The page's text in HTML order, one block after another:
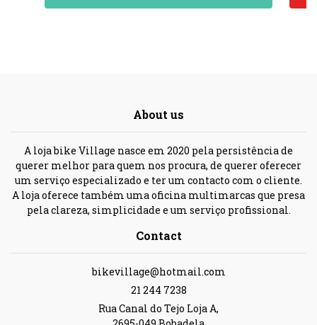
About us
A loja bike Village nasce em 2020 pela persistência de
querer melhor para quem nos procura, de querer oferecer
um serviço especializado e ter um contacto com o cliente.
A loja oferece também uma oficina multimarcas que presa
pela clareza, simplicidade e um serviço profissional.
Contact
bikevillage@hotmail.com
21 244 7238
Rua Canal do Tejo Loja A,